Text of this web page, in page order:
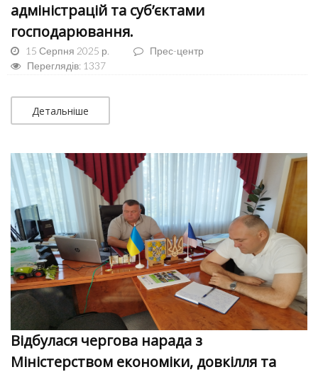
адміністрацій та суб’єктами
господарювання.
15 Серпня 2025 р.
Прес-центр
Переглядів: 1337
Детальніше
Відбулася чергова нарада з
Міністерством економіки, довкілля та